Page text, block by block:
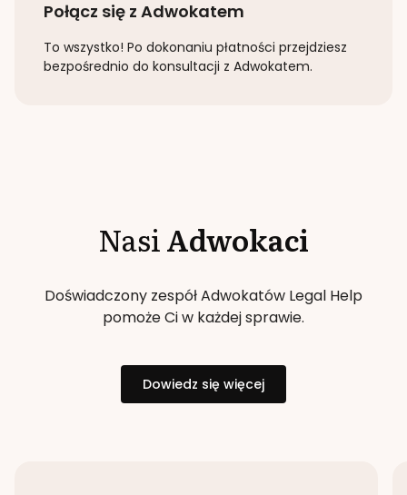
Połącz się z Adwokatem
To wszystko! Po dokonaniu płatności przejdziesz
bezpośrednio do konsultacji z Adwokatem.
NasiAdwokaci
Doświadczony zespół Adwokatów Legal Help
pomoże Ci w każdej sprawie.
Dowiedz się więcej